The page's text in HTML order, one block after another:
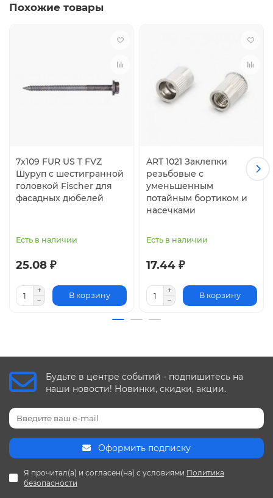
Похожие товары
7x109 FUR US T FVZ
Шуруп с шестигранной
головкой Fischer для
фасадных дюбелей
Есть в наличии
25.08 ₽
В корзину
ART 1021 Заклепки
резьбовые с
уменьшенным
потайным бортиком и
насечками
Есть в наличии
17.44 ₽
В корзину
Будьте в центре событий - подпишитесь на
наши новости! Новинки, скидки, акции.
Оформить подписку
Я прочитал(а) и согласен(на) с условиями Политика
безопасности